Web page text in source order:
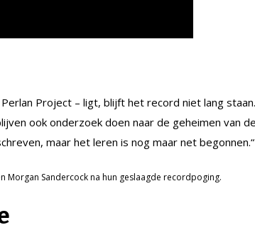
Project – ligt, blijft het record niet lang
ook onderzoek doen naar de geheimen van de
maar het leren is nog maar net begonnen.“
Morgan Sandercock na hun geslaagde recordpoging.